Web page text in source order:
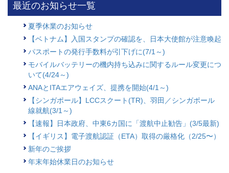
最近のお知らせ一覧
夏季休業のお知らせ
【ベトナム】入国スタンプの確認を、日本大使館が注意喚起
パスポートの発行手数料が引下げに(7/1～)
モバイルバッテリーの機内持ち込みに関するルール変更につ
いて(4/24～)
ANAとITAエアウェイズ、提携を開始(4/1～)
【シンガポール】LCCスクート(TR)、羽田／シンガポール
線就航(3/1～)
【速報】日本政府、中東6カ国に「渡航中止勧告」(3/5最新)
【イギリス】電子渡航認証（ETA）取得の厳格化（2/25〜）
新年のご挨拶
年末年始休業日のお知らせ